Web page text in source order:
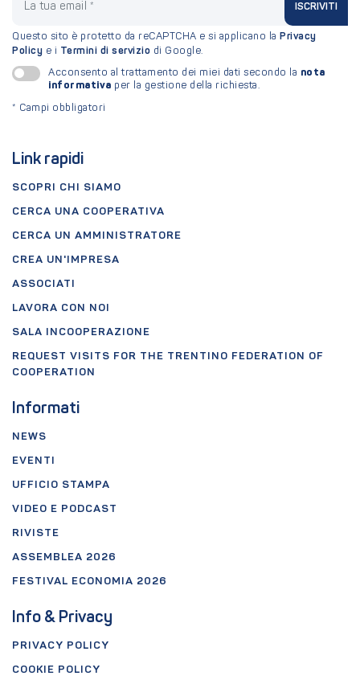
Link rapidi
SCOPRI CHI SIAMO
CERCA UNA COOPERATIVA
CERCA UN AMMINISTRATORE
CREA UN'IMPRESA
ASSOCIATI
LAVORA CON NOI
SALA INCOOPERAZIONE
REQUEST VISITS FOR THE TRENTINO FEDERATION OF
COOPERATION
Informati
NEWS
EVENTI
UFFICIO STAMPA
VIDEO E PODCAST
RIVISTE
ASSEMBLEA 2026
FESTIVAL ECONOMIA 2026
Info & Privacy
PRIVACY POLICY
COOKIE POLICY
ISCRIVITI
Questo sito è protetto da reCAPTCHA e si applicano la Privacy
Policy e i Termini di servizio di Google.
Acconsento al trattamento dei miei dati secondo la nota
informativa per la gestione della richiesta.
* Campi obbligatori